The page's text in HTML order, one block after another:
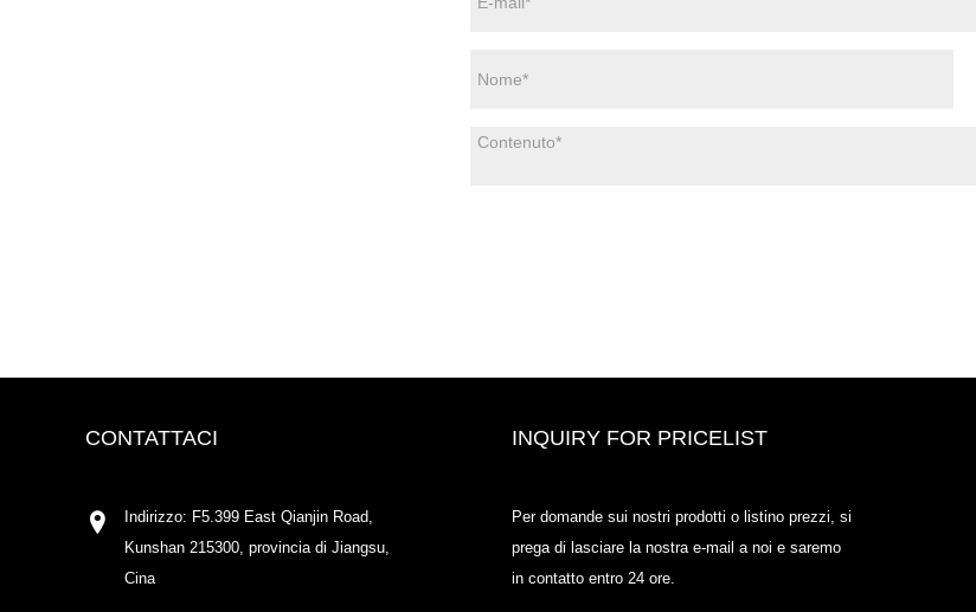
CONTATTACI
Indirizzo: F5.399 East Qianjin Road,
Kunshan 215300, provincia di Jiangsu,
Cina
INQUIRY FOR PRICELIST
Per domande sui nostri prodotti o listino prezzi, si
prega di lasciare la nostra e-mail a noi e saremo
in contatto entro 24 ore.
Odowell-Market